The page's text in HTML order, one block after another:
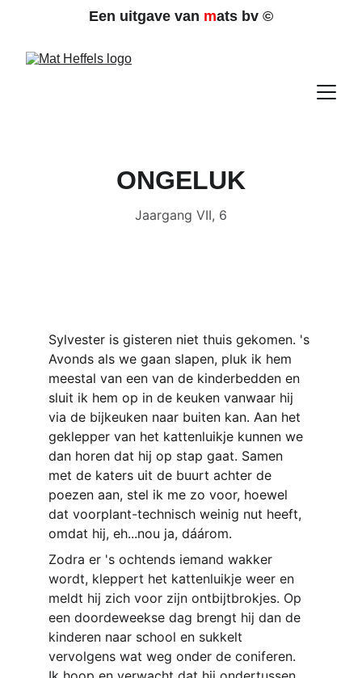
Een uitgave van mats bv ©
ONGELUK
Jaargang VII, 6
Sylvester is gisteren niet thuis gekomen. 's
Avonds als we gaan slapen, pluk ik hem
meestal van een van de kinderbedden en
sluit ik hem op in de keuken vanwaar hij
via de bijkeuken naar buiten kan. Aan het
geklepper van het kattenluikje kunnen we
dan horen dat hij op stap gaat. Samen
met de katers uit de buurt achter de
poezen aan, stel ik me zo voor, hoewel
dat voorplant-technisch weinig nut heeft,
omdat hij, eh...nou ja, dáárom.
Zodra er 's ochtends iemand wakker
wordt, kleppert het kattenluikje weer en
meldt hij zich voor zijn ontbijtbrokjes. Op
een doordeweekse dag brengt hij dan de
kinderen naar school en sukkelt
vervolgens wat weg onder de coniferen.